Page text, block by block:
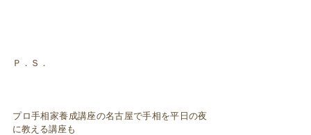
Ｐ．Ｓ．
プロ手相家養成講座の名古屋で手相を平日の夜
に教える講座も